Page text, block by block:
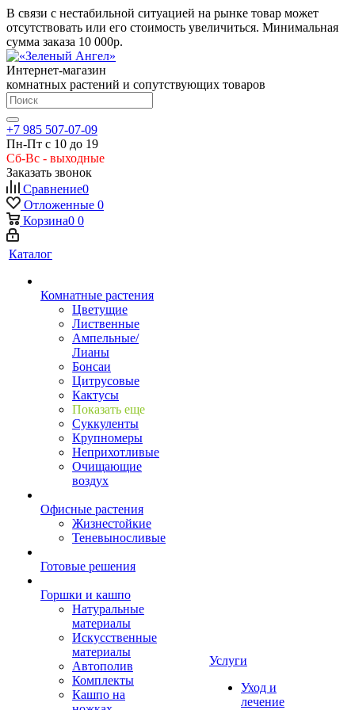
В связи с нестабильной ситуацией на рынке товар может
отсутствовать или его стоимость увеличиться. Минимальная
сумма заказа 10 000р.
Интернет-магазин
комнатных растений и сопутствующих товаров
+7 985 507-07-09
Пн-Пт с 10 до 19
Сб-Вс - выходные
Заказать звонок
Сравнение0
Отложенные 0
Корзина0 0
Каталог
Комнатные растения
Цветущие
Лиственные
Ампельные/
Лианы
Бонсаи
Цитрусовые
Кактусы
Показать еще
Суккуленты
Крупномеры
Неприхотливые
Очищающие
воздух
Офисные растения
Жизнестойкие
Теневыносливые
Готовые решения
Горшки и кашпо
Натуральные
материалы
Искусственные
материалы
Автополив
Комплекты
Кашпо на
Услуги
Уход и
лечение